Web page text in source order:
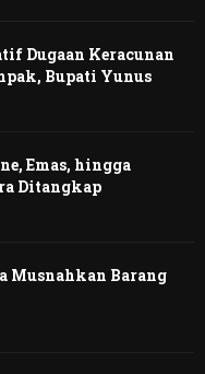
Dugaan Keracunan
Bupati Yunus
Emas, hingga
Ditangkap
Musnahkan Barang